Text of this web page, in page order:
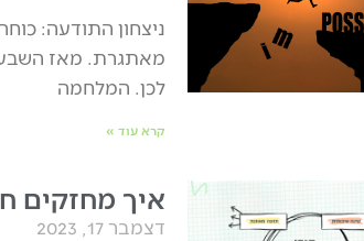
ניצחון התודעה:
מאתגרת. מאז
לכן. המלחמה
קרא עוד »
איך מחזקים
דצמבר 17, 2023